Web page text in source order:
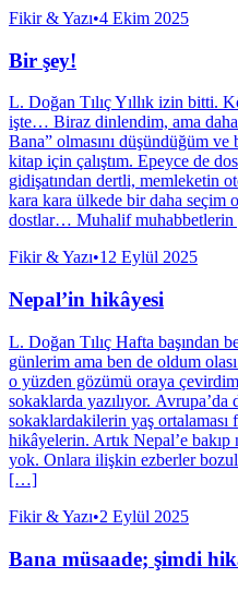
Fikir & Yazı•4 Ekim 2025
Bir şey!
L. Doğan Tılıç Yıllık izin bitti.
işte… Biraz dinlendim, ama
Bana” olmasını düşündüğüm
kitap için çalıştım. Epeyce de
gidişatından dertli, memleketin
kara kara ülkede bir daha seçim
dostlar… Muhalif muhabbetlerin
Fikir & Yazı•12 Eylül 2025
Nepal’in hikâyesi
L. Doğan Tılıç Hafta başından
günlerim ama ben de oldum
o yüzden gözümü oraya
sokaklarda yazılıyor.
sokaklardakilerin yaş ortalaması
hikâyelerin. Artık Nepal’e bakıp
yok. Onlara ilişkin ezberler
[…]
Fikir & Yazı•2 Eylül 2025
Bana müsaade; şimdi